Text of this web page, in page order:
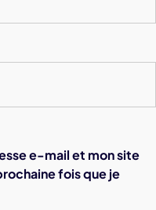
e-mail et mon site
fois que je